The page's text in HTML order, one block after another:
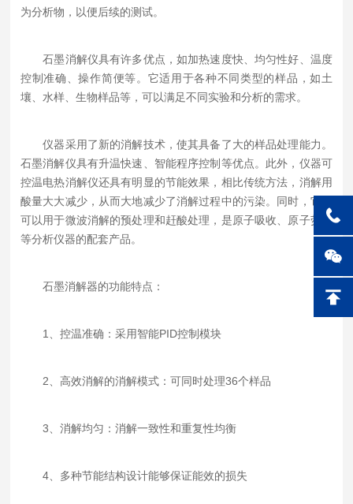
为分析物，以便后续的测试。
石墨消解仪具有许多优点，如加热速度快、均匀性好、温度
控制准确、操作简便等。它适用于各种不同类型的样品，如土
壤、水样、生物样品等，可以满足不同实验和分析的需求。
仪器采用了新的消解技术，使其具备了大的样品处理能力。
石墨消解仪具有升温快速、智能程序控制等优点。此外，仪器可
控温电热消解仪还具有明显的节能效果，相比传统方法，消解用
酸量大大减少，从而大地减少了消解过程中的污染。同时，它还
可以用于微波消解的预处理和赶酸处理，是原子吸收、原子荧光
等分析仪器的配套产品。
石墨消解器的功能特点：
1、控温准确：采用智能PID控制模块
2、高效消解的消解模式：可同时处理36个样品
3、消解均匀：消解一致性和重复性均衡
4、多种节能结构设计能够保证能效的损失